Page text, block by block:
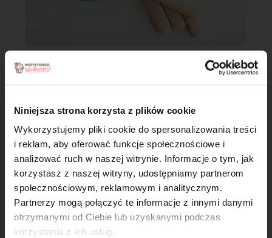
Niniejsza strona korzysta z plików cookie
Wykorzystujemy pliki cookie do spersonalizowania treści
i reklam, aby oferować funkcje społecznościowe i
analizować ruch w naszej witrynie. Informacje o tym, jak
korzystasz z naszej witryny, udostępniamy partnerom
społecznościowym, reklamowym i analitycznym.
Partnerzy mogą połączyć te informacje z innymi danymi
otrzymanymi od Ciebie lub uzyskanymi podczas
korzystania z ich usług.
Krok 6
pozostałą warstwą masy chałwowej. Całość przykryj warstwą
herbatników.
×